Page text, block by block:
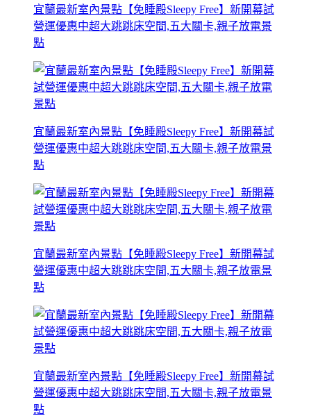
宜蘭最新室內景點【免睡殿Sleepy Free】新開幕試
營運優惠中超大跳跳床空間,五大關卡,親子放電景
點
宜蘭最新室內景點【免睡殿Sleepy Free】新開幕試
營運優惠中超大跳跳床空間,五大關卡,親子放電景
點
宜蘭最新室內景點【免睡殿Sleepy Free】新開幕試
營運優惠中超大跳跳床空間,五大關卡,親子放電景
點
宜蘭最新室內景點【免睡殿Sleepy Free】新開幕試
營運優惠中超大跳跳床空間,五大關卡,親子放電景
點